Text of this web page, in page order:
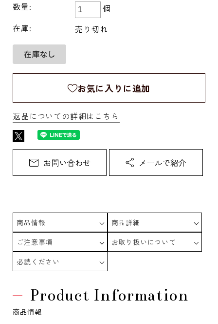
数量:
個
在庫:
売り切れ
お気に入りに追加
返品についての詳細はこちら
商品情報
商品詳細
ご注意事項
お取り扱いについて
必読ください
Product Information
商品情報